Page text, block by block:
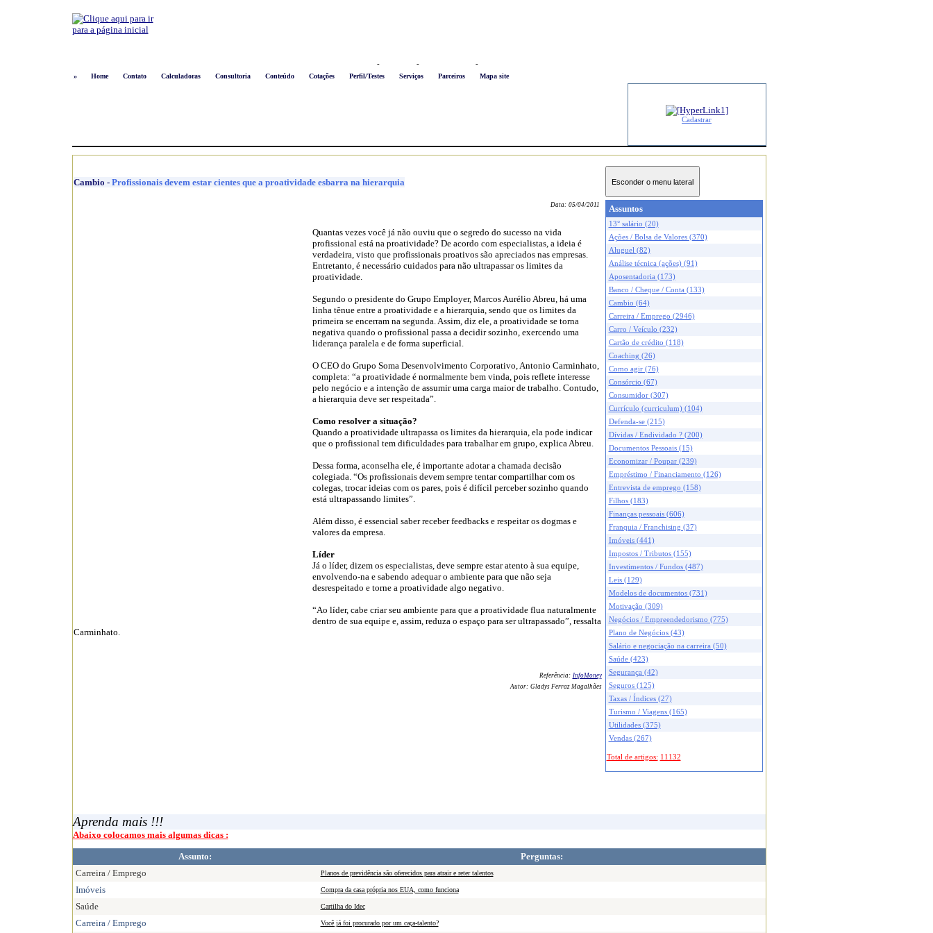
- - -
»
Home Contato Calculadoras Consultoria Conteúdo Cotações Perfil/Testes Serviços Parceiros Mapa site
Cadastrar
Assuntos
13° salário (20)
Ações / Bolsa de Valores (370)
Aluguel (82)
Análise técnica (ações) (91)
Aposentadoria (173)
Banco / Cheque / Conta (133)
Cambio (64)
Carreira / Emprego (2946)
Carro / Veículo (232)
Cartão de crédito (118)
Coaching (26)
Como agir (76)
Consórcio (67)
Consumidor (307)
Currículo (curriculum) (104)
Defenda-se (215)
Dívidas / Endividado ? (200)
Documentos Pessoais (15)
Economizar / Poupar (239)
Empréstimo / Financiamento (126)
Entrevista de emprego (158)
Filhos (183)
Finanças pessoais (606)
Franquia / Franchising (37)
Imóveis (441)
Impostos / Tributos (155)
Investimentos / Fundos (487)
Leis (129)
Modelos de documentos (731)
Motivação (309)
Negócios / Empreendedorismo (775)
Plano de Negócios (43)
Salário e negociação na carreira (50)
Saúde (423)
Segurança (42)
Seguros (125)
Taxas / Índices (27)
Turismo / Viagens (165)
Utilidades (375)
Vendas (267)
Total de artigos: 11132
Cambio - Profissionais devem estar cientes que a proatividade esbarra na hierarquia
Data: 05/04/2011
Quantas vezes você já não ouviu que o segredo do sucesso na vida
profissional está na proatividade? De acordo com especialistas, a ideia é
verdadeira, visto que profissionais proativos são apreciados nas empresas.
Entretanto, é necessário cuidados para não ultrapassar os limites da
proatividade.
Segundo o presidente do Grupo Employer, Marcos Aurélio Abreu, há uma
linha tênue entre a proatividade e a hierarquia, sendo que os limites da
primeira se encerram na segunda. Assim, diz ele, a proatividade se torna
negativa quando o profissional passa a decidir sozinho, exercendo uma
liderança paralela e de forma superficial.
O CEO do Grupo Soma Desenvolvimento Corporativo, Antonio Carminhato,
completa: “a proatividade é normalmente bem vinda, pois reflete interesse
pelo negócio e a intenção de assumir uma carga maior de trabalho. Contudo,
a hierarquia deve ser respeitada”.
Como resolver a situação?
Quando a proatividade ultrapassa os limites da hierarquia, ela pode indicar
que o profissional tem dificuldades para trabalhar em grupo, explica Abreu.
Dessa forma, aconselha ele, é importante adotar a chamada decisão
colegiada. “Os profissionais devem sempre tentar compartilhar com os
colegas, trocar ideias com os pares, pois é difícil perceber sozinho quando
está ultrapassando limites”.
Além disso, é essencial saber receber feedbacks e respeitar os dogmas e
valores da empresa.
Líder
Já o líder, dizem os especialistas, deve sempre estar atento à sua equipe,
envolvendo-na e sabendo adequar o ambiente para que não seja
desrespeitado e torne a proatividade algo negativo.
“Ao líder, cabe criar seu ambiente para que a proatividade flua naturalmente
dentro de sua equipe e, assim, reduza o espaço para ser ultrapassado”, ressalta
Carminhato.
Referência: InfoMoney
Autor: Gladys Ferraz Magalhães
Aprenda mais !!!
Abaixo colocamos mais algumas dicas :
Assunto:
Perguntas:
Carreira / Emprego
Planos de previdência são oferecidos para atrair e reter talentos
Imóveis Compra da casa própria nos EUA, como funciona
Saúde Cartilha do Idec
Carreira / Emprego Você já foi procurado por um caça-talento?